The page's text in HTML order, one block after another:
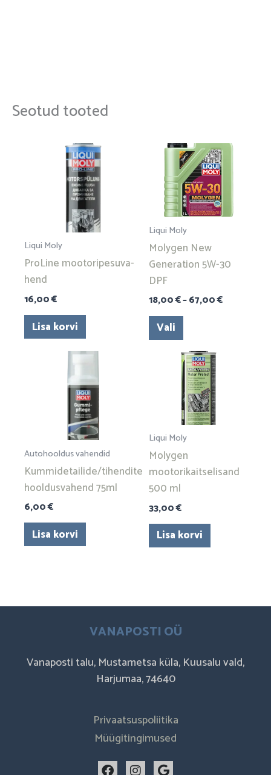
Seotud tooted
Liqui Moly
ProLine mootoripe­suva­
hend
16,00€
Lisa korvi
Liqui Moly
Molygen New
Generation 5W-30
DPF
18,00€–67,00€
Vali
Sellel
tootel
on
mitu
varianti.
Valikuid
saab
teha
Autohooldus vahendid
Kummidetailide/tihendite
hooldusvahend 75ml
6,00€
Lisa korvi
Liqui Moly
Molygen
mootorikaitselisand
500 ml
33,00€
Lisa korvi
VANAPOSTI OÜ
Vanaposti talu, Mustametsa küla, Kuusalu vald,
Harjumaa, 74640
Privaatsuspoliitika
Müügitingimused
F I G